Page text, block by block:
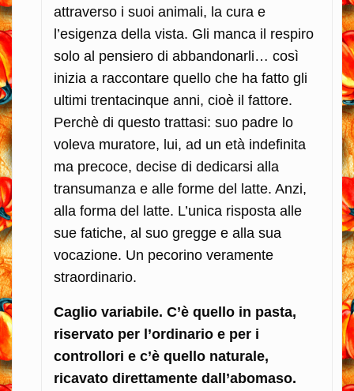
attraverso i suoi animali, la cura e
l’esigenza della vista. Gli manca il respiro
solo al pensiero di abbandonarli… così
inizia a raccontare quello che ha fatto gli
ultimi trentacinque anni, cioè il fattore.
Perchè di questo trattasi: suo padre lo
voleva muratore, lui, ad un età indefinita
ma precoce, decise di dedicarsi alla
transumanza e alle forme del latte. Anzi,
alla forma del latte. L’unica risposta alle
sue fatiche, al suo gregge e alla sua
vocazione. Un pecorino veramente
straordinario.
Caglio variabile. C’è quello in pasta,
riservato per l’ordinario e per i
controllori e c’è quello naturale,
ricavato direttamente dall’abomaso.